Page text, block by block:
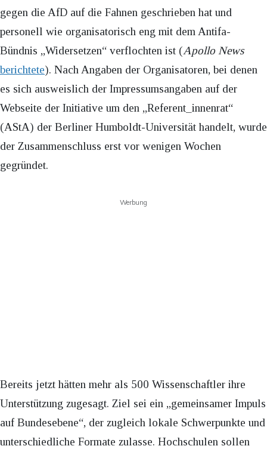
gegen die AfD auf die Fahnen geschrieben hat und
personell wie organisatorisch eng mit dem Antifa-
Bündnis „Widersetzen“ verflochten ist (Apollo News
berichtete). Nach Angaben der Organisatoren, bei denen
es sich ausweislich der Impressumsangaben auf der
Webseite der Initiative um den „Referent_innenrat“
(AStA) der Berliner Humboldt-Universität handelt, wurde
der Zusammenschluss erst vor wenigen Wochen
gegründet.
Werbung
Bereits jetzt hätten mehr als 500 Wissenschaftler ihre
Unterstützung zugesagt. Ziel sei ein „gemeinsamer Impuls
auf Bundesebene“, der zugleich lokale Schwerpunkte und
unterschiedliche Formate zulasse. Hochschulen sollen